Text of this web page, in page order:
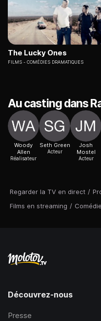
Regarder la TV en direct /
Films en streaming /
The Lucky Ones
FILMS COMÉDIES DRAMATIQUES
Au casting dans
Woody
Allen
Réalisateur
Seth Green
Acteur
Josh
Mostel
Acteur
Découvrez-nous
Presse